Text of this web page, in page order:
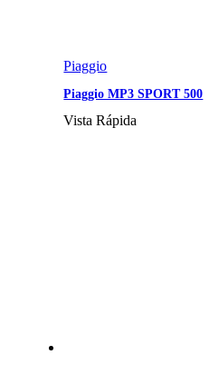
Piaggio
Piaggio MP3 SPORT 500
Vista Rápida